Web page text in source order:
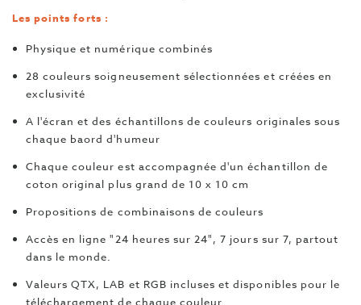
Les points forts :
Physique et numérique combinés
28 couleurs soigneusement sélectionnées et créées en
exclusivité
A l'écran et des échantillons de couleurs originales sous
chaque baord d'humeur
Chaque couleur est accompagnée d'un échantillon de
coton original plus grand de 10 x 10 cm
Propositions de combinaisons de couleurs
Accès en ligne "24 heures sur 24", 7 jours sur 7, partout
dans le monde.
Valeurs QTX, LAB et RGB incluses et disponibles pour le
téléchargement de chaque couleur